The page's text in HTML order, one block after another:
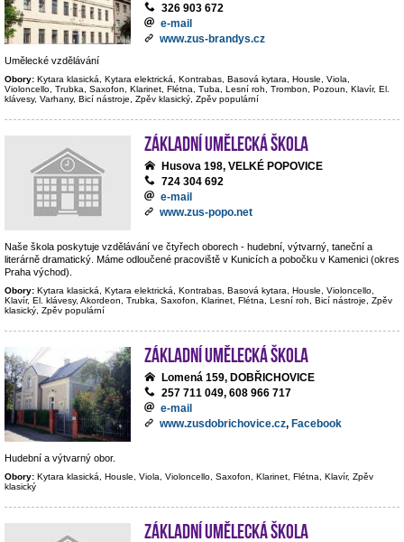
326 903 672
e-mail
www.zus-brandys.cz
Umělecké vzdělávání
Obory: Kytara klasická, Kytara elektrická, Kontrabas, Basová kytara, Housle, Viola,
Violoncello, Trubka, Saxofon, Klarinet, Flétna, Tuba, Lesní roh, Trombon, Pozoun, Klavír, El.
klávesy, Varhany, Bicí nástroje, Zpěv klasický, Zpěv populární
Základní umělecká škola
Husova 198, VELKÉ POPOVICE
724 304 692
e-mail
www.zus-popo.net
Naše škola poskytuje vzdělávání ve čtyřech oborech - hudební, výtvarný, taneční a
literárně dramatický. Máme odloučené pracoviště v Kunicích a pobočku v Kamenici (okres
Praha východ).
Obory: Kytara klasická, Kytara elektrická, Kontrabas, Basová kytara, Housle, Violoncello,
Klavír, El. klávesy, Akordeon, Trubka, Saxofon, Klarinet, Flétna, Lesní roh, Bicí nástroje, Zpěv
klasický, Zpěv populární
Základní umělecká škola
Lomená 159, DOBŘICHOVICE
257 711 049, 608 966 717
e-mail
www.zusdobrichovice.cz, Facebook
Hudební a výtvarný obor.
Obory: Kytara klasická, Housle, Viola, Violoncello, Saxofon, Klarinet, Flétna, Klavír, Zpěv
klasický
Základní umělecká škola